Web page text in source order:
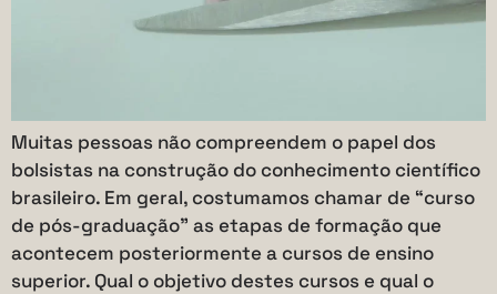
Muitas pessoas não compreendem o papel dos
bolsistas na construção do conhecimento científico
brasileiro. Em geral, costumamos chamar de “curso
de pós-graduação” as etapas de formação que
acontecem posteriormente a cursos de ensino
superior. Qual o objetivo destes cursos e qual o